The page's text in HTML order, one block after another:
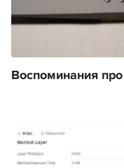
Воспоминания